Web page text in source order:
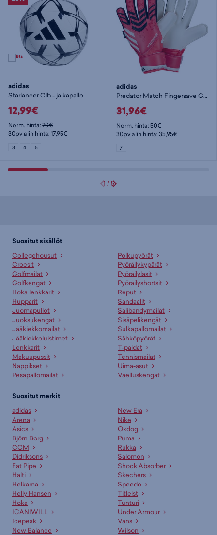
adidas
Starlancer Clb - jalkapallo
12,99€
Norm. hinta:20€
30pv alin hinta: 17,95€
3 4 5
adidas
Predator Match Fingersave Goalkeeper Gloves Jr - lasten maalivahdin hanska
31,96€
Norm. hinta:50€
30pv alin hinta: 35,95€
7
1 /5
Suositut sisällöt
Collegehousut
Crocsit
Golfmailat
Golfkengät
Hoka lenkkarit
Hupparit
Juomapullot
Juoksukengät
Jääkiekkomailat
Jääkiekkoluistimet
Lenkkarit
Makuupussit
Nappikset
Pesäpallomailat
Polkupyörät
Pyöräilykypärät
Pyöräilylasit
Pyöräilyshortsit
Reput
Sandaalit
Salibandymailat
Sisäpelikengät
Sulkapallomailat
Sähköpyörät
T-paidat
Tennismailat
Uima-asut
Vaelluskengät
Suositut merkit
adidas
Arena
Asics
Björn Borg
CCM
Didriksons
Fat Pipe
Halti
Helkama
Helly Hansen
Hoka
ICANIWILL
Icepeak
New Balance
New Era
Nike
Oxdog
Puma
Rukka
Salomon
Shock Absorber
Skechers
Speedo
Titleist
Tunturi
Under Armour
Vans
Wilson